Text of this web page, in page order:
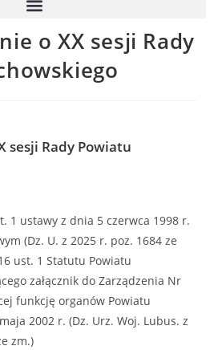
o XX sesji Rady
sesji Rady Powiatu
1 ustawy z dnia 5 czerwca 1998 r.
(Dz. U. z 2025 r. poz. 1684 ze
ust. 1 Statutu Powiatu
załącznik do Zarządzenia Nr
funkcję organów Powiatu
2002 r. (Dz. Urz. Woj. Lubus. z
zm.)